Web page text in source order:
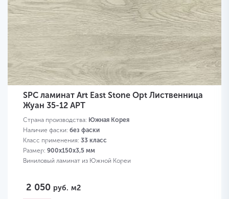
SPC ламинат Art East Stone Opt Лиственница
Жуан 35-12 APT
Страна производства: Южная Корея
Наличие фаски: без фаски
Класс применения: 33 класс
Размер: 900х150х3,5 мм
Виниловый ламинат из Южной Кореи
2 050 руб. м2